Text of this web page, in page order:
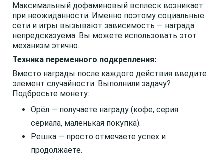
Максимальный дофаминовый всплеск возникает
при неожиданности. Именно поэтому социальные
сети и игры вызывают зависимость — награда
непредсказуема. Вы можете использовать этот
механизм этично.
Техника переменного подкрепления:
Вместо награды после каждого действия введите
элемент случайности. Выполнили задачу?
Подбросьте монету:
Орёл — получаете награду (кофе, серия
сериала, маленькая покупка).
Решка — просто отмечаете успех и
продолжаете.